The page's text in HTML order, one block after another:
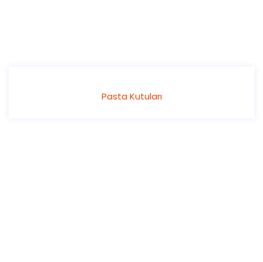
Pasta Kutuları